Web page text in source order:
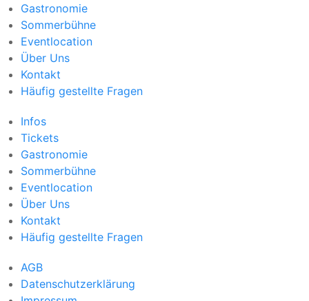
Gastronomie
Sommerbühne
Eventlocation
Über Uns
Kontakt
Häufig gestellte Fragen
Infos
Tickets
Gastronomie
Sommerbühne
Eventlocation
Über Uns
Kontakt
Häufig gestellte Fragen
AGB
Datenschutzerklärung